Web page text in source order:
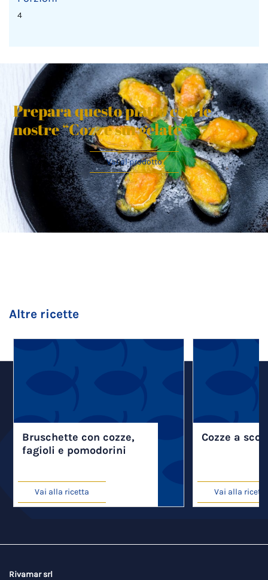
4
Prepara questo piatto con le
nostre “Cozze surgelate”
Vai al prodotto
Altre ricette
Bruschette con cozze,
fagioli e pomodorini
Vai alla ricetta
Cozze a
Vai alla ricetta
Rivamar srl